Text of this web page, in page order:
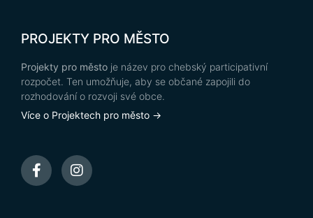
PROJEKTY PRO MĚSTO
Projekty pro město je název pro chebský participativní
rozpočet. Ten umožňuje, aby se občané zapojili do
rozhodování o rozvoji své obce.
Více o Projektech pro město →